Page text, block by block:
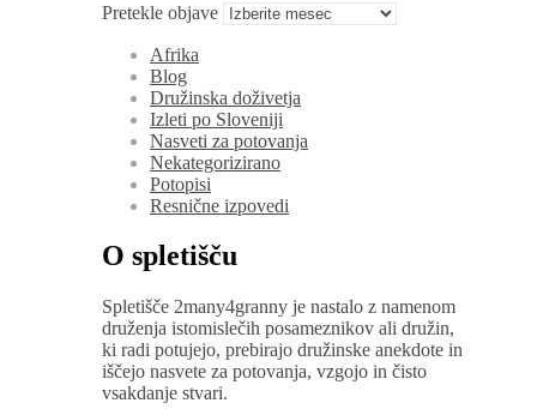
Pretekle objave
Afrika
Blog
Družinska doživetja
Izleti po Sloveniji
Nasveti za potovanja
Nekategorizirano
Potopisi
Resnične izpovedi
O spletišču
Spletišče 2many4granny je nastalo z namenom
druženja istomislečih posameznikov ali družin,
ki radi potujejo, prebirajo družinske anekdote in
iščejo nasvete za potovanja, vzgojo in čisto
vsakdanje stvari.